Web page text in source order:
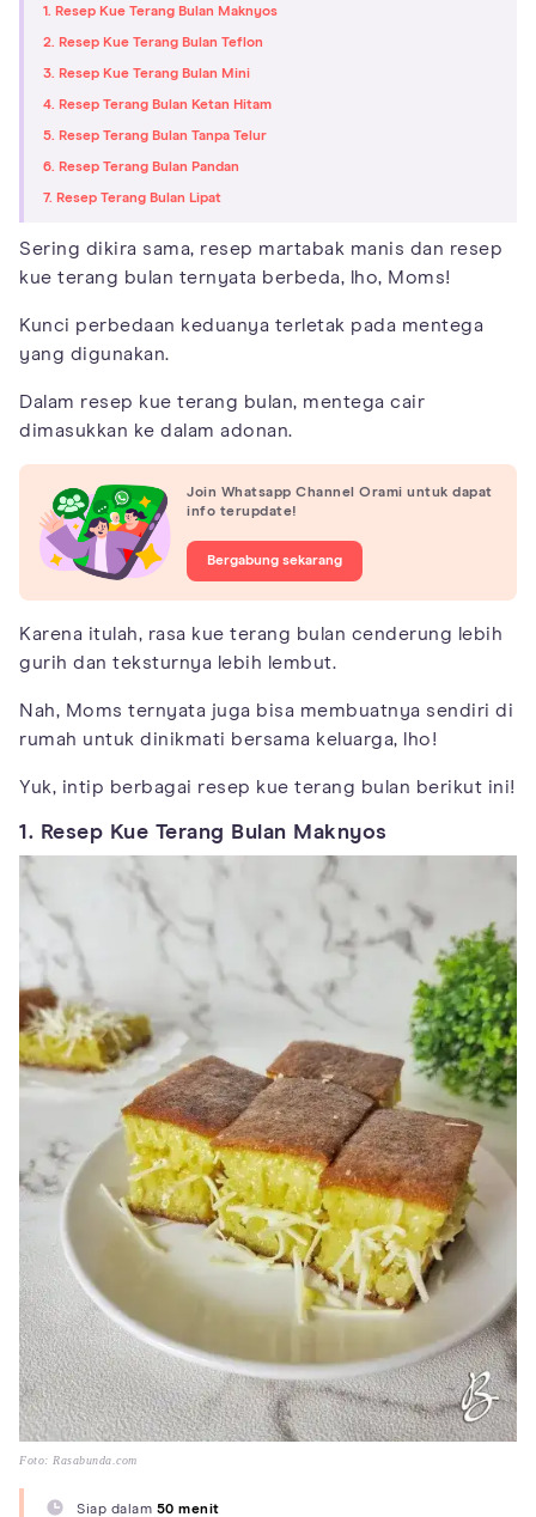
1. Resep Kue Terang Bulan Maknyos
2. Resep Kue Terang Bulan Teflon
3. Resep Kue Terang Bulan Mini
4. Resep Terang Bulan Ketan Hitam
5. Resep Terang Bulan Tanpa Telur
6. Resep Terang Bulan Pandan
7. Resep Terang Bulan Lipat
Sering dikira sama, resep martabak manis dan resep
kue terang bulan ternyata berbeda, lho, Moms!
Kunci perbedaan keduanya terletak pada mentega
yang digunakan.
Dalam resep kue terang bulan, mentega cair
dimasukkan ke dalam adonan.
Join Whatsapp Channel Orami untuk dapat
info terupdate!
Bergabung sekarang
Karena itulah, rasa kue terang bulan cenderung lebih
gurih dan teksturnya lebih lembut.
Nah, Moms ternyata juga bisa membuatnya sendiri di
rumah untuk dinikmati bersama keluarga, lho!
Yuk, intip berbagai resep kue terang bulan berikut ini!
1. Resep Kue Terang Bulan Maknyos
Foto: Rasabunda.com
Siap dalam 50 menit